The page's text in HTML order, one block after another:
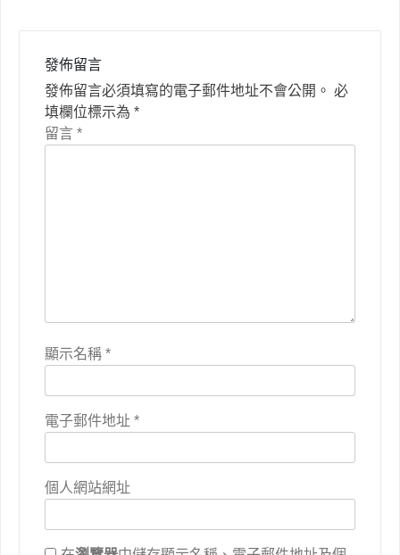
發佈留言
發佈留言必須填寫的電子郵件地址不會公開。 必
填欄位標示為 *
留言 *
顯示名稱 *
電子郵件地址 *
個人網站網址